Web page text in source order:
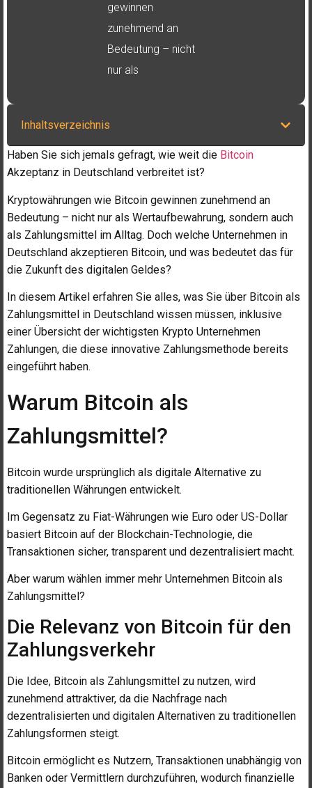
gewinnen
zunehmend an
Bedeutung – nicht
nur als
Inhaltsverzeichnis
Haben Sie sich jemals gefragt, wie weit die Bitcoin
Akzeptanz in Deutschland verbreitet ist?
Kryptowährungen wie Bitcoin gewinnen zunehmend an
Bedeutung – nicht nur als Wertaufbewahrung, sondern auch
als Zahlungsmittel im Alltag. Doch welche Unternehmen in
Deutschland akzeptieren Bitcoin, und was bedeutet das für
die Zukunft des digitalen Geldes?
In diesem Artikel erfahren Sie alles, was Sie über Bitcoin als
Zahlungsmittel in Deutschland wissen müssen, inklusive
einer Übersicht der wichtigsten Krypto Unternehmen
Zahlungen, die diese innovative Zahlungsmethode bereits
eingeführt haben.
Warum Bitcoin als
Zahlungsmittel?
Bitcoin wurde ursprünglich als digitale Alternative zu
traditionellen Währungen entwickelt.
Im Gegensatz zu Fiat-Währungen wie Euro oder US-Dollar
basiert Bitcoin auf der Blockchain-Technologie, die
Transaktionen sicher, transparent und dezentralisiert macht.
Aber warum wählen immer mehr Unternehmen Bitcoin als
Zahlungsmittel?
Die Relevanz von Bitcoin für den
Zahlungsverkehr
Die Idee, Bitcoin als Zahlungsmittel zu nutzen, wird
zunehmend attraktiver, da die Nachfrage nach
dezentralisierten und digitalen Alternativen zu traditionellen
Zahlungsformen steigt.
Bitcoin ermöglicht es Nutzern, Transaktionen unabhängig von
Banken oder Vermittlern durchzuführen, wodurch finanzielle